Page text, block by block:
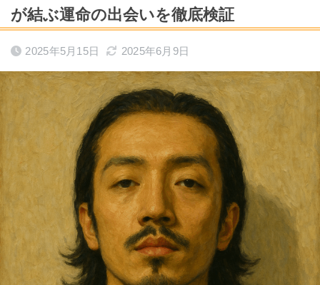
が結ぶ運命の出会いを徹底検証
2025年5月15日 2025年6月9日